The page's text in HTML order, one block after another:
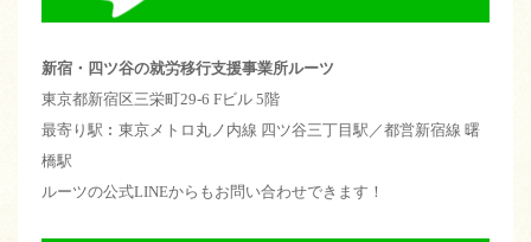
新宿・四ツ谷の就労移行支援事業所ルーツ
東京都新宿区三栄町29-6 Fビル 5階
最寄り駅︰東京メトロ丸ノ内線 四ツ谷三丁目駅／都営新宿線 曙
橋駅
ルーツの公式LINEからもお問い合わせできます！